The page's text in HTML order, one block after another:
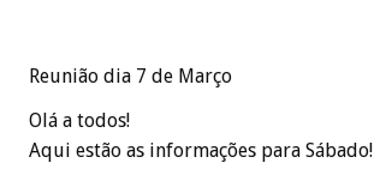
Reunião dia 7 de Março
Olá a todos!
Aqui estão as informações para Sábado!